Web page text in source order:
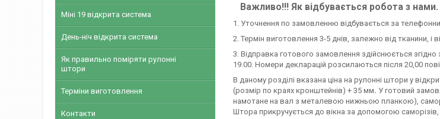
Важливо!!! Як відбувається робота з
1. Уточнення по замовленню відбувається за
2. Термін виготовлення 3-5 днів, залежно від тканини, і
3. Відправка готового замовлення здійснюється
19.00. Номери декларацій розсилаються після 20,00
В даному розділі вказана ціна на рулонні штори у
(розмір по краях кронштейнів) + 35 мм. У готовий
намотане на вал з металевою нижньою планкою),
Штора прикручується до вікна за допомогою
Міні 19 відкрита система
День-ніч відкрита система
Як правильно поміряти рулонні
штори
Терміни виготовлення
Контакти